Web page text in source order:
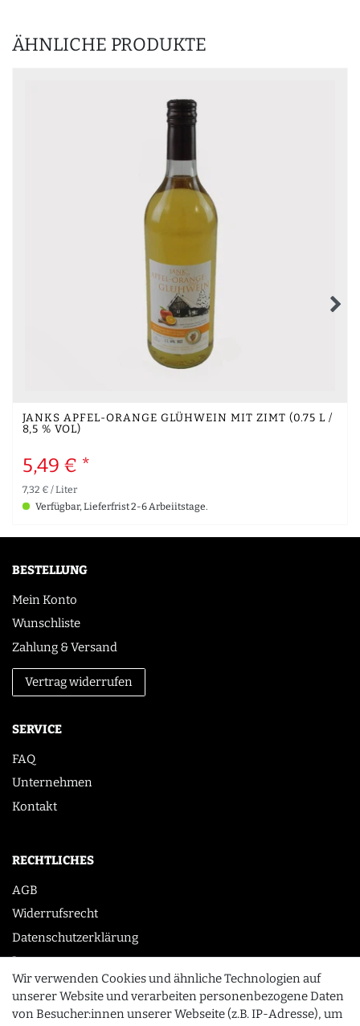
ÄHNLICHE PRODUKTE
JANKS APFEL-ORANGE GLÜHWEIN MIT ZIMT (0.75 L /
8,5 % VOL)
5,49 € *
7,32 € / Liter
Verfügbar, Lieferfrist 2-6 Arbeiitstage.
BESTELLUNG
Mein Konto
Wunschliste
Zahlung & Versand
Vertrag widerrufen
SERVICE
FAQ
Unternehmen
Kontakt
RECHTLICHES
AGB
Widerrufsrecht
Datenschutzerklärung
Impressum
KONTAKT
Wir verwenden Cookies und ähnliche Technologien auf
unserer Website und verarbeiten personenbezogene Daten
von Besucher:innen unserer Webseite (z.B. IP-Adresse), um